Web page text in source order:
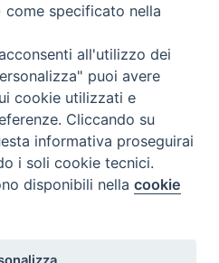
| piazza Grimoldi, 5
con permesso.
specificato nella
all'utilizzo dei
puoi avere
cookie utilizzati e
Cliccando su
informativa proseguirai
i soli cookie tecnici.
disponibili nellacookie